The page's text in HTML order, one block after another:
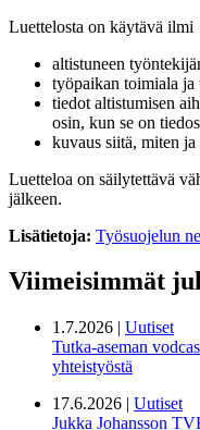
Luettelosta on käytävä ilmi
altistuneen
työpaikan toimiala ja
tiedot altistumisen
osin, kun se on
kuvaus siitä, miten
Luetteloa on säilytettävä
jälkeen.
Lisätietoja: Työsuojelun
Viimeisimmät
1.7.2026 | Uutiset
Tutka-aseman
yhteistyöstä
17.6.2026 | Uutiset
Jukka Johansson